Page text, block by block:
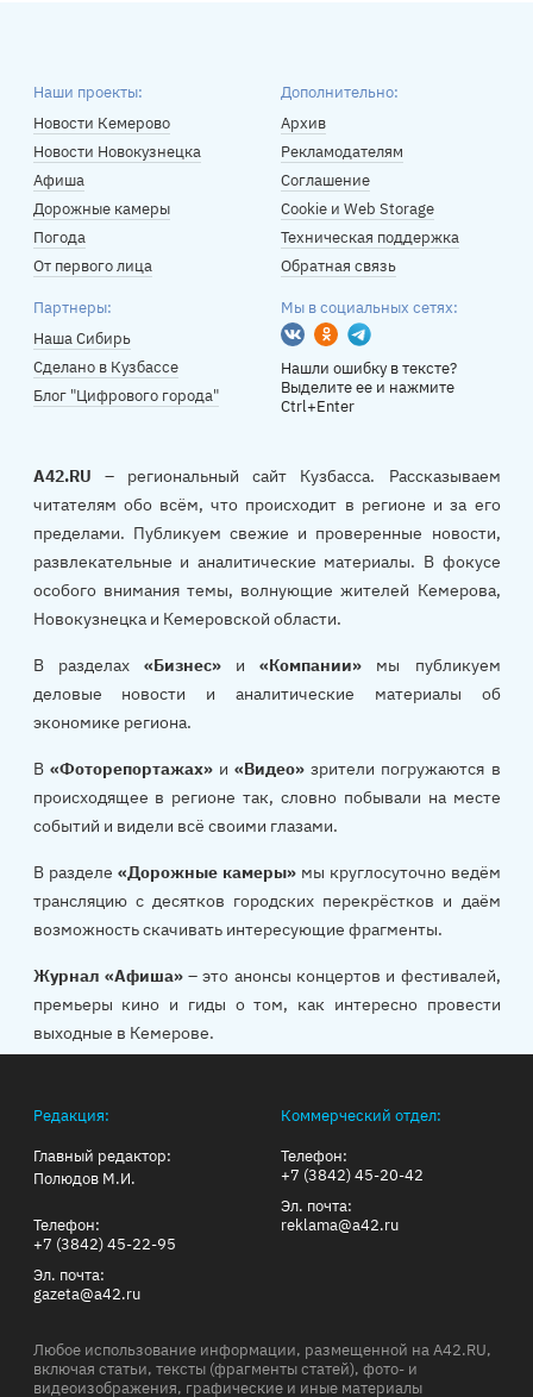
Наши проекты:
Новости Кемерово
Новости Новокузнецка
Афиша
Дорожные камеры
Погода
От первого лица
Дополнительно:
Архив
Рекламодателям
Соглашение
Cookie и Web Storage
Техническая поддержка
Обратная связь
Партнеры:
Наша Сибирь
Сделано в Кузбассе
Блог "Цифрового города"
Мы в социальных сетях:
Вконтакте
Одноклассники
Telegram
Нашли ошибку в тексте?
Выделите ее и нажмите
Ctrl+Enter
A42.RU – региональный сайт Кузбасса. Рассказываем
читателям обо всём, что происходит в регионе и за его
пределами. Публикуем свежие и проверенные новости,
развлекательные и аналитические материалы. В фокусе
особого внимания темы, волнующие жителей Кемерова,
Новокузнецка и Кемеровской области.
В разделах «Бизнес»и«Компании» мы публикуем
деловые новости и аналитические материалы об
экономике региона.
В «Фоторепортажах»и«Видео» зрители погружаются в
происходящее в регионе так, словно побывали на месте
событий и видели всё своими глазами.
В разделе «Дорожные камеры»мы круглосуточно ведём
трансляцию с десятков городских перекрёстков и даём
возможность скачивать интересующие фрагменты.
Журнал «Афиша»– это анонсы концертов и фестивалей,
премьеры кино и гиды о том, как интересно провести
выходные в Кемерове.
Редакция:
Главный редактор:
Полюдов М.И.
Телефон:
+7 (3842) 45-22-95
Эл. почта:
gazeta@a42.ru
Коммерческий отдел:
Телефон:
+7 (3842) 45-20-42
Эл. почта:
reklama@a42.ru
Любое использование информации, размещенной на A42.RU,
включая статьи, тексты (фрагменты статей), фото- и
видеоизображения, графические и иные материалы